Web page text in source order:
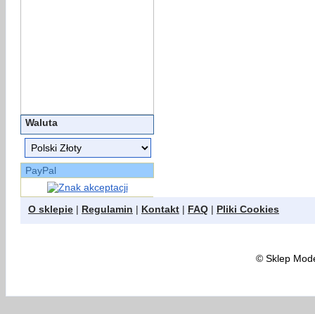
Waluta
PayPal
O sklepie | Regulamin | Kontakt | FAQ | Pliki Cookies
©Sklep